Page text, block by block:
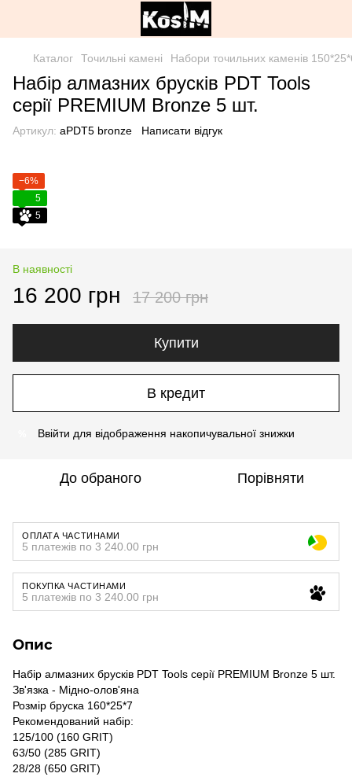
Каталог Точильні камені Набори точильних каменів
Набір алмазних брусків PDT Tools
серії PREMIUM Bronze 5 шт.
Артикул: aPDT5 bronze Написати відгук
−6%
5
5
В наявності
16 200 грн 17 200 грн
Купити
В кредит
Ввійти для відображення накопичувальної знижки
До обраного Порівняти
ОПЛАТА ЧАСТИНАМИ
5 платежів по 3 240.00 грн
ПОКУПКА ЧАСТИНАМИ
5 платежів по 3 240.00 грн
Опис
Набір алмазних брусків PDT Tools серії PREMIUM Bronze 5 шт.
Зв'язка - Мідно-олов'яна
Розмір бруска 160*25*7
Рекомендований набір:
125/100 (160 GRIT)
63/50 (285 GRIT)
28/28 (650 GRIT)